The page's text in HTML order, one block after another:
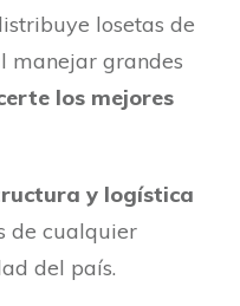
losetas de
manejar grandes
los mejores
y logística
de cualquier
del país.